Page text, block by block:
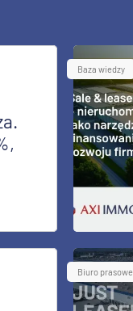
Baza wiedzy
Biuro prasowe